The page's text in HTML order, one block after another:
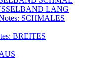
LANG
SCHMALES
BREITES